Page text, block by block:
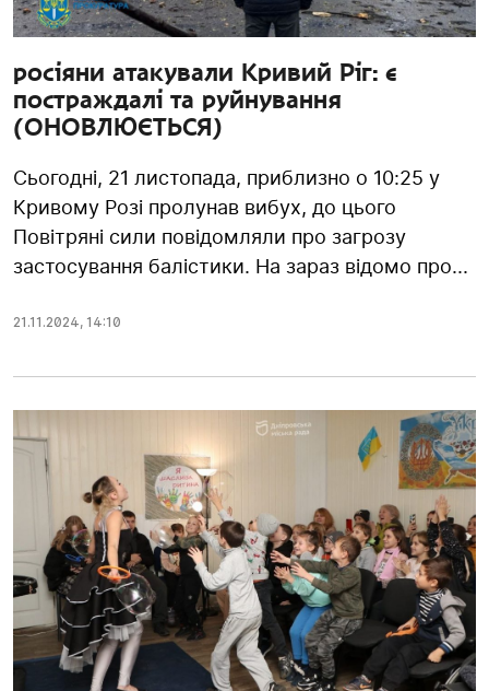
росіяни атакували Кривий Ріг: є
постраждалі та руйнування
(ОНОВЛЮЄТЬСЯ)
Сьогодні, 21 листопада, приблизно о 10:25 у
Кривому Розі пролунав вибух, до цього
Повітряні сили повідомляли про загрозу
застосування балістики. На зараз відомо про...
21.11.2024, 14:10